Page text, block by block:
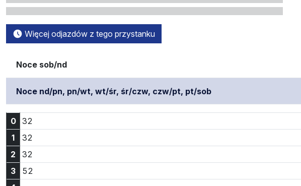
Więcej odjazdów z tego przystanku
Noce sob/nd
Noce nd/pn, pn/wt, wt/śr, śr/czw, czw/pt, pt/sob
0 32
1
32
2
32
3
52